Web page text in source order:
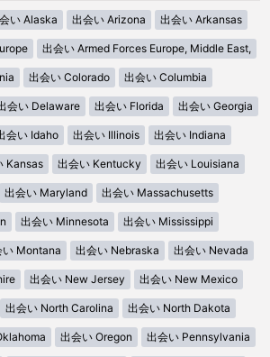
い Alaska 出会い Arizona 出会い Arkansas
出会い Armed Forces Europe, Middle East,
出会い Colorado 出会い Columbia
会い Delaware 出会い Florida 出会い Georgia
会い Idaho 出会い Illinois 出会い Indiana
Kansas 出会い Kentucky 出会い Louisiana
出会い Maryland 出会い Massachusetts
出会い Minnesota 出会い Mississippi
い Montana 出会い Nebraska 出会い Nevada
出会い New Jersey 出会い New Mexico
出会い North Carolina 出会い North Dakota
出会い Oregon 出会い Pennsylvania